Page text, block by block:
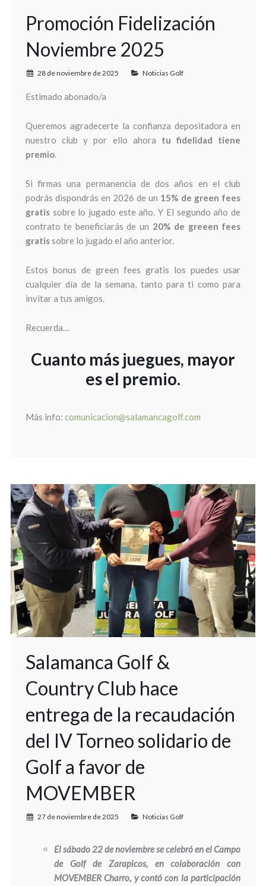
Promoción Fidelización
Noviembre 2025
28 de noviembre de 2025 Noticias Golf
Estimado abonado/a
Queremos agradecerte la confianza depositadora en
nuestro club y por ello ahora tu fidelidad tiene
premio.
Si firmas una permanencia de dos años en el club
podrás dispondrás en 2026 de un 15% de green fees
gratissobre lo jugado este año. Y El segundo año de
contrato te beneficiarás de un 20% de greeen fees
gratissobre lo jugado el año anterior.
Estos bonus de green fees gratis los puedes usar
cualquier día de la semana, tanto para ti como para
invitar a tus amigos.
Recuerda…
Cuanto más juegues, mayor
es el premio.
Más info: comunicacion@salamancagolf.com
Salamanca Golf &
Country Club hace
entrega de la recaudación
del IV Torneo solidario de
Golf a favor de
MOVEMBER
27 de noviembre de 2025 Noticias Golf
El sábado 22 de noviembre se celebró en el Campo
de Golf de Zarapicos, en colaboración con
MOVEMBER Charro, y contó con la participación